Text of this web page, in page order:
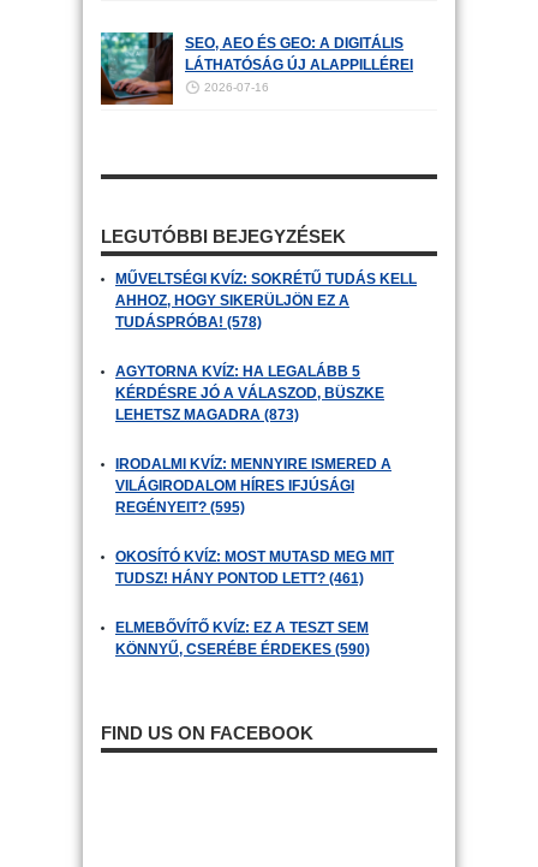
SEO, AEO ÉS GEO: A DIGITÁLIS
LÁTHATÓSÁG ÚJ ALAPPILLÉREI
2026-07-16
LEGUTÓBBI BEJEGYZÉSEK
MŰVELTSÉGI KVÍZ: SOKRÉTŰ TUDÁS KELL
AHHOZ, HOGY SIKERÜLJÖN EZ A
TUDÁSPRÓBA! (578)
AGYTORNA KVÍZ: HA LEGALÁBB 5
KÉRDÉSRE JÓ A VÁLASZOD, BÜSZKE
LEHETSZ MAGADRA (873)
IRODALMI KVÍZ: MENNYIRE ISMERED A
VILÁGIRODALOM HÍRES IFJÚSÁGI
REGÉNYEIT? (595)
OKOSÍTÓ KVÍZ: MOST MUTASD MEG MIT
TUDSZ! HÁNY PONTOD LETT? (461)
ELMEBŐVÍTŐ KVÍZ: EZ A TESZT SEM
KÖNNYŰ, CSERÉBE ÉRDEKES (590)
FIND US ON FACEBOOK